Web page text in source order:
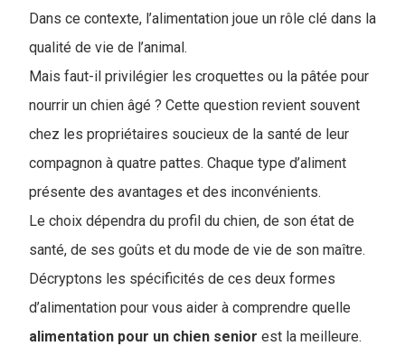
Dans ce contexte, l’alimentation joue un rôle clé dans la
qualité de vie de l’animal.
Mais faut-il privilégier les croquettes ou la pâtée pour
nourrir un chien âgé ? Cette question revient souvent
chez les propriétaires soucieux de la santé de leur
compagnon à quatre pattes. Chaque type d’aliment
présente des avantages et des inconvénients.
Le choix dépendra du profil du chien, de son état de
santé, de ses goûts et du mode de vie de son maître.
Décryptons les spécificités de ces deux formes
d’alimentation pour vous aider à comprendre ​​quelle
alimentation pour un chien senior est la meilleure.